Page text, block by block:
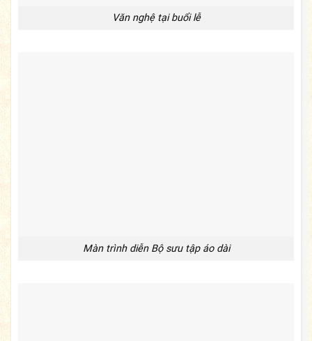
Văn nghệ tại buổi lễ
Màn trình diễn Bộ sưu tập áo dài